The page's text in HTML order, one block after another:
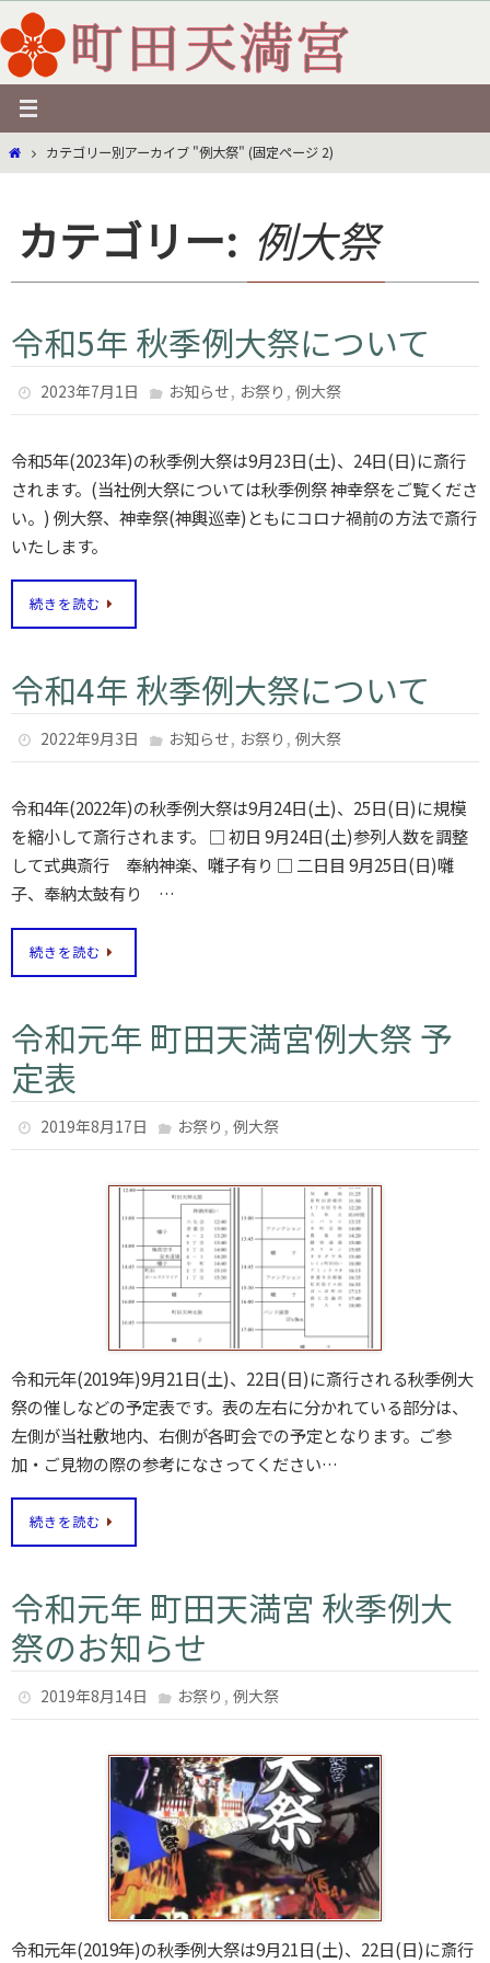
ン
テ
ツ
へ
ホ
ー
カテゴリー別アーカイブ "例大祭" (固定ページ 2)
カテゴリー: 例大祭
令和5年 秋季例大祭について
2023年7月1日 お知らせ, お祭り , 例大祭
令和5年(2023年)の秋季例大祭は9月23日(土)、24日(日)に斎行
されます。(当社例大祭については秋季例祭 神幸祭をご覧くださ
い。) 例大祭、神幸祭(神輿巡幸)ともにコロナ禍前の方法で斎行
いたします。
続きを読む
令和4年 秋季例大祭について
2022年9月3日 お知らせ, お祭り , 例大祭
令和4年(2022年)の秋季例大祭は9月24日(土)、25日(日)に規模
を縮小して斎行されます。 □ 初日 9月24日(土)参列人数を調整
して式典斎行 奉納神楽、囃子有り □ 二日目 9月25日(日)囃
子、奉納太鼓有り …
続きを読む
令和元年 町田天満宮例大祭 予
定表
2019年8月17日 お祭り , 例大祭
令和元年(2019年)9月21日(土)、22日(日)に斎行される秋季例大
祭の催しなどの予定表です。表の左右に分かれている部分は、
左側が当社敷地内、右側が各町会での予定となります。ご参
加・ご見物の際の参考になさってください…
続きを読む
令和元年 町田天満宮 秋季例大
祭のお知らせ
2019年8月14日 お祭り , 例大祭
令和元年(2019年)の秋季例大祭は9月21日(土)、22日(日)に斎行